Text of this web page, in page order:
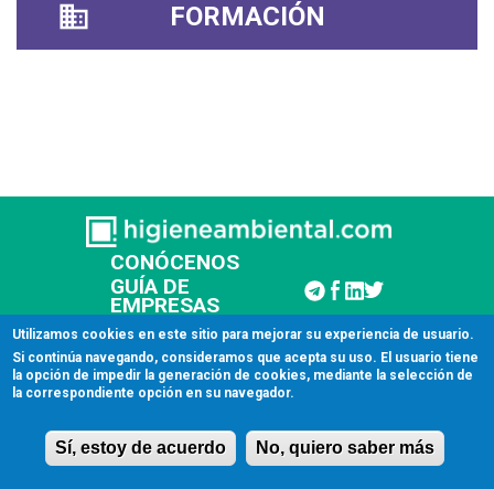
FORMACIÓN
CONÓCENOS
GUÍA DE
EMPRESAS
CONTACTAR
© 2026 Higiene Ambiental
Aviso legal
Utilizamos cookies en este sitio para mejorar su experiencia de usuario.
Si continúa navegando, consideramos que acepta su uso. El usuario tiene
la opción de impedir la generación de cookies, mediante la selección de
la correspondiente opción en su navegador.
Sí, estoy de acuerdo No, quiero saber más